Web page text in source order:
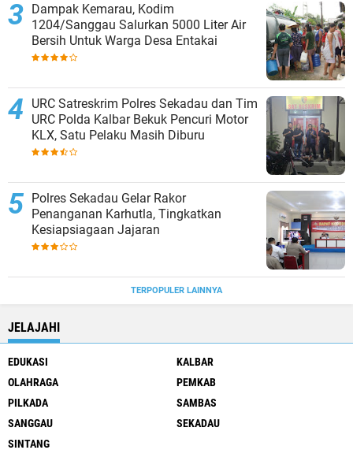
Dampak Kemarau, Kodim
1204/Sanggau Salurkan 5000 Liter Air
Bersih Untuk Warga Desa Entakai
URC Satreskrim Polres Sekadau dan Tim
URC Polda Kalbar Bekuk Pencuri Motor
KLX, Satu Pelaku Masih Diburu
Polres Sekadau Gelar Rakor
Penanganan Karhutla, Tingkatkan
Kesiapsiagaan Jajaran
TERPOPULER LAINNYA
JELAJAHI
EDUKASI
KALBAR
OLAHRAGA
PEMKAB
PILKADA
SAMBAS
SANGGAU
SEKADAU
SINTANG